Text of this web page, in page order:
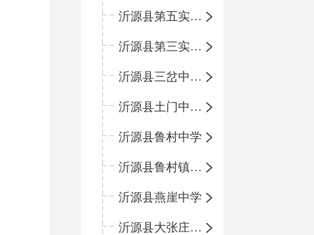
沂源县第五实验小学
沂源县第三实验小学
沂源县三岔中心学校
沂源县土门中心学校
沂源县鲁村中学
沂源县鲁村镇中心小学
沂源县燕崖中学
沂源县大张庄中心学校